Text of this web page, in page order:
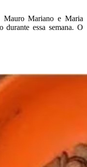
Mauro Mariano e Maria
durante essa semana. O